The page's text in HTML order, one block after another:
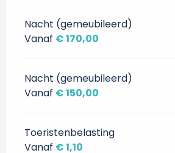
Nacht (gemeubileerd)
Vanaf € 170,00
Nacht (gemeubileerd)
Vanaf € 150,00
Toeristenbelasting
Vanaf € 1,10